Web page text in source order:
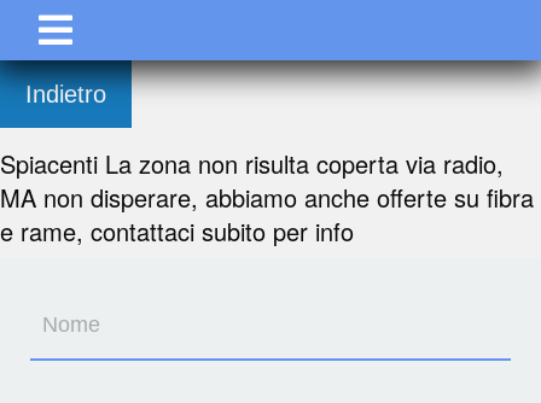
Indietro
Spiacenti La zona non risulta coperta via radio,
MA non disperare, abbiamo anche offerte su fibra
e rame, contattaci subito per info
Nome